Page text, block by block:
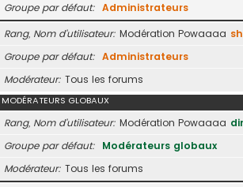
Groupe par défaut
Administrateurs
Rang, Nom d’utilisateur Modération Powaaaa
Groupe par défaut
Administrateurs
Modérateur Tous les forums
MODÉRATEURS GLOBAUX
Rang, Nom d’utilisateur Modération Powaaaa
Groupe par défaut
Modérateurs globaux
Modérateur Tous les forums